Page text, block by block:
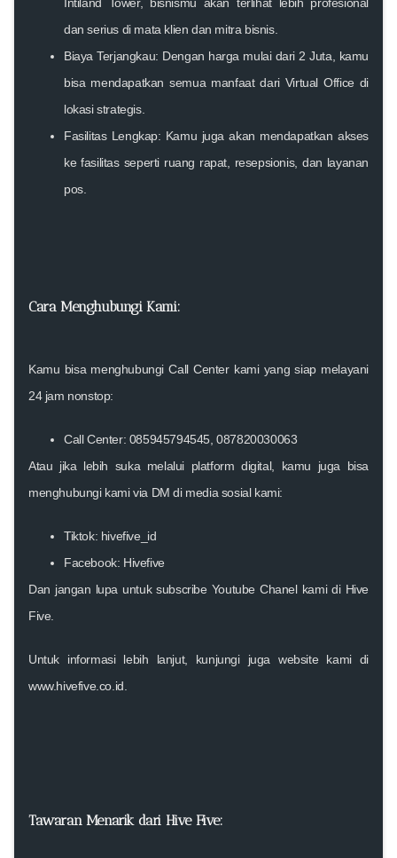
dan serius di mata klien dan mitra bisnis.
Biaya Terjangkau: Dengan harga mulai dari 2 Juta, kamu
bisa mendapatkan semua manfaat dari Virtual Office di
lokasi strategis.
Fasilitas Lengkap: Kamu juga akan mendapatkan akses
ke fasilitas seperti ruang rapat, resepsionis, dan layanan
pos.
Cara Menghubungi Kami:
Kamu bisa menghubungi Call Center kami yang siap melayani
24 jam nonstop:
Call Center: 085945794545, 087820030063
Atau jika lebih suka melalui platform digital, kamu juga bisa
menghubungi kami via DM di media sosial kami:
Tiktok: hivefive_id
Facebook: Hivefive
Dan jangan lupa untuk subscribe Youtube Chanel kami di Hive
Five
Untuk informasi lebih lanjut, kunjungi juga website kami di
www.hivefive.co.id
Tawaran Menarik dari Hive Five: